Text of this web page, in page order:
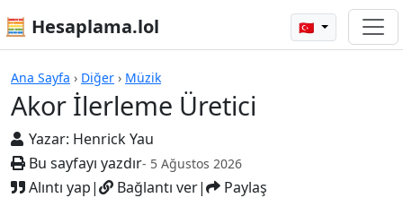
🧮 Hesaplama.lol 🇹🇷
Ana Sayfa › Diğer › Müzik
Akor İlerleme Üretici
Yazar: Henrick Yau
Bu sayfayı yazdır- 5 Ağustos 2026
Alıntı yap| Bağlantı ver| Paylaş
Hesap Makineleri